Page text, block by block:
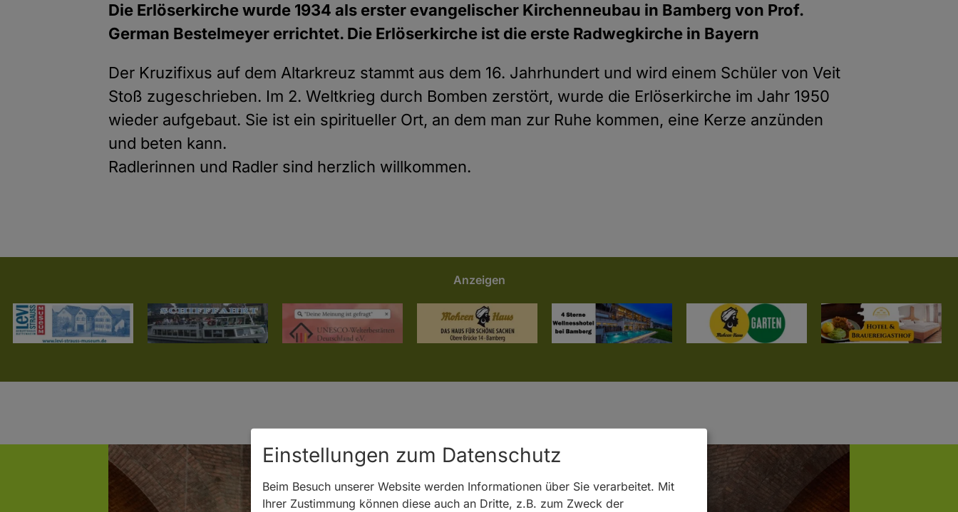
Die Erlöserkirche wurde 1934 als erster evangelischer Kirchenneubau in Bamberg von Prof.
German Bestelmeyer errichtet. Die Erlöserkirche ist die erste Radwegkirche in Bayern
Der Kruzifixus auf dem Altarkreuz stammt aus dem 16. Jahrhundert und wird einem Schüler von Veit
Stoß zugeschrieben. Im 2. Weltkrieg durch Bomben zerstört, wurde die Erlöserkirche im Jahr 1950
wieder aufgebaut. Sie ist ein spiritueller Ort, an dem man zur Ruhe kommen, eine Kerze anzünden
und beten kann.
Radlerinnen und Radler sind herzlich willkommen.
Anzeigen
Einstellungen zum Datenschutz
Beim Besuch unserer Website werden Informationen über Sie verarbeitet. Mit
Ihrer Zustimmung können diese auch an Dritte, z.B. zum Zweck der